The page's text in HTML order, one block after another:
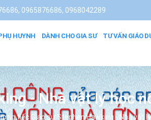
0965876686, 0968042289
HUYNH DÀNH CHO GIA SƯ TƯ VẤN GIÁO
- Nhà vật lý học
tiếc Giáo sư Stephen Hawking - Nhà vật